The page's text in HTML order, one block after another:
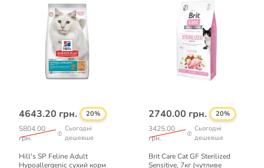
4643.20 грн. 20%
5804.00
грн.
Сьогодні
дешевше
Hill's SP Feline Adult
Hypoallergenic сухий корм
2740.00 грн. 20%
3425.00
грн.
Сьогодні
дешевше
Brit Care Cat GF Sterilized
Sensitive, 7кг (чутливе